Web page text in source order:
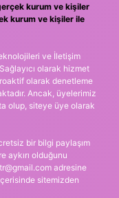
kurum ve kişiler
kurum ve kişiler ile
ve İletişim
olarak hizmet
olarak denetleme
Ancak, üyelerimiz
olup, siteye üye olarak
bir bilgi paylaşım
aykırı olduğunu
adresine
sitemizden